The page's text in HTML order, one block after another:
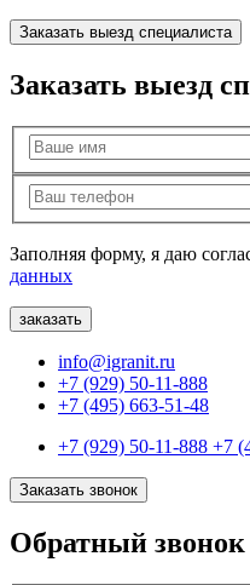
Заказать выезд специалиста
Заказать выезд
Заполняя форму, я даю
данных
info@igranit.ru
+7 (929) 50-11-888
+7 (495) 663-51-48
+7 (929) 50-11-888 +7
Заказать звонок
Обратный звонок